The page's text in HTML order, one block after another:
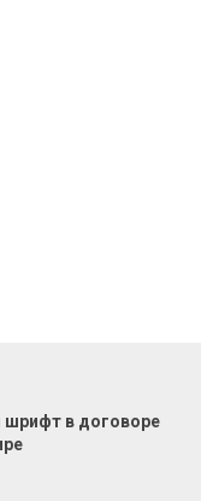
шрифт в договоре